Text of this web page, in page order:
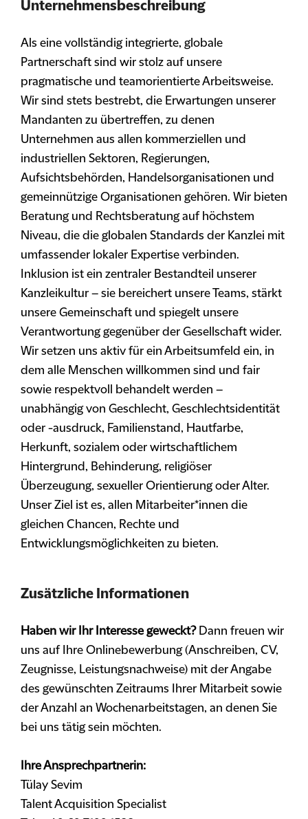
Unternehmensbeschreibung
Als eine vollständig integrierte, globale
Partnerschaft sind wir stolz auf unsere
pragmatische und teamorientierte Arbeitsweise.
Wir sind stets bestrebt, die Erwartungen unserer
Mandanten zu übertreffen, zu denen
Unternehmen aus allen kommerziellen und
industriellen Sektoren, Regierungen,
Aufsichtsbehörden, Handelsorganisationen und
gemeinnützige Organisationen gehören. Wir bieten
Beratung und Rechtsberatung auf höchstem
Niveau, die die globalen Standards der Kanzlei mit
umfassender lokaler Expertise verbinden.
Inklusion ist ein zentraler Bestandteil unserer
Kanzleikultur – sie bereichert unsere Teams, stärkt
unsere Gemeinschaft und spiegelt unsere
Verantwortung gegenüber der Gesellschaft wider.
Wir setzen uns aktiv für ein Arbeitsumfeld ein, in
dem alle Menschen willkommen sind und fair
sowie respektvoll behandelt werden –
unabhängig von Geschlecht, Geschlechtsidentität
oder -ausdruck, Familienstand, Hautfarbe,
Herkunft, sozialem oder wirtschaftlichem
Hintergrund, Behinderung, religiöser
Überzeugung, sexueller Orientierung oder Alter.
Unser Ziel ist es, allen Mitarbeiter*innen die
gleichen Chancen, Rechte und
Entwicklungsmöglichkeiten zu bieten.
Zusätzliche Informationen
Haben wir Ihr Interesse geweckt? Dann freuen wir
uns auf Ihre Onlinebewerbung (Anschreiben, CV,
Zeugnisse, Leistungsnachweise) mit der Angabe
des gewünschten Zeitraums Ihrer Mitarbeit sowie
der Anzahl an Wochenarbeitstagen, an denen Sie
bei uns tätig sein möchten.
Ihre Ansprechpartnerin:
Tülay Sevim
Talent Acquisition Specialist